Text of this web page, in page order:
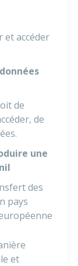
et accéder
de
de
une
des
pays
et